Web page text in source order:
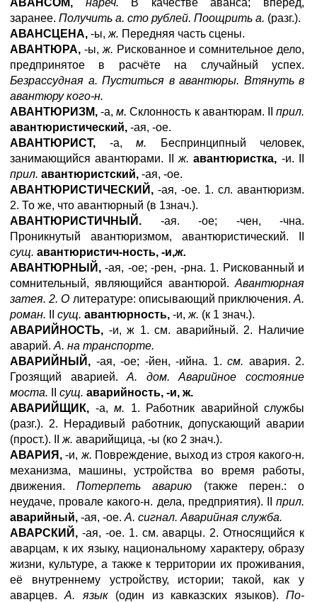
ABAHCOM, нареч. В качестве аванса; вперёд,
заранее. Получить а. сто рублей. Поощрить а. (разг.).
АВАНСЦЕНА, -ы, ж. Передняя часть сцены.
АВАНТЮРА, -ы, ж. Рискованное и сомнительное дело,
предпринятое в расчёте на случайный успех.
Безрассудная а. Пуститься в авантюры. Втянуть в
авантюру кого-н.
АВАНТЮРИЗМ, -а,м. Склонность к авантюрам. IIприл.
авантюристический, -ая, -ое.
АВАНТЮРИСТ, -а, м. Беспринципный человек,
занимающийся авантюрами. II ж.авантюристка, -и. II
прил. авантюристский, -ая, -ое.
АВАНТЮРИСТИЧЕСКИЙ, -ая, -ое. 1. сл. авантюризм.
2. То же, что авантюрный (в 1знач.).
АВАНТЮРИСТИЧНЫЙ. -ая. -ое; -чен, -чна.
Проникнутый авантюризмом, авантюристический. II
сущ. авантюристич-ность, -и,ж.
АВАНТЮРНЫЙ, -ая, -ое; -рен, -рна. 1. Рискованный и
сомнительный, являющийся авантюрой. Авантюрная
затея. 2. О литературе: описывающий приключения.А.
роман.
сущ. авантюрность, -и, ж. (к 1 знач.).
АВАРИЙНОСТЬ, -и, ж 1. см. аварийный. 2. Наличие
аварий. А. на транспорте.
АВАРИЙНЫЙ, -ая, -ое; -йен, -ийна. 1. см. авария. 2.
Грозящий аварией.А. дом. Аварийное состояние
моста.
сущ. аварийность, -и, ж.
АВАРИЙЩИК, -а, м. 1. Работник аварийной службы
(разг.). 2. Нерадивый работник, допускающий аварии
(прост.). II ж. аварийщица, -ы (ко 2 знач.).
АВАРИЯ, -и, ж. Повреждение, выход из строя какого-н.
механизма, машины, устройства во время работы,
движения.Потерпеть аварию (также перен.: о
неудаче, провале какого-н. дела, предприятия). II прил.
аварийный, -ая, -ое. А. сигнал. Аварийная служба.
АВАРСКИЙ, -ая, -ое. 1. см. аварцы. 2. Относящийся к
аварцам, к их языку, национальному характеру, образу
жизни, культуре, а также к территории их проживания,
её внутреннему устройству, истории; такой, как у
аварцев.А. язык(один из кавказских языков).По-